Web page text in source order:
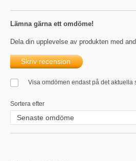
Lämna gärna ett omdöme!
Dela din upplevelse av produkten med
Skriv recension
Visa omdömen endast på det aktuella
Sortera efter